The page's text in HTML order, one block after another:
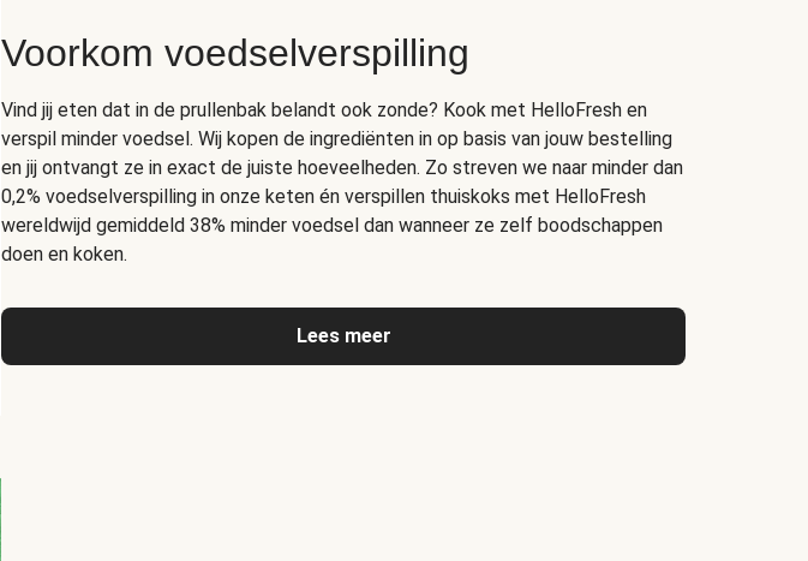
Voorkom voedselverspilling
Vind jij eten dat in de prullenbak belandt ook zonde? Kook met HelloFresh en
verspil minder voedsel. Wij kopen de ingrediënten in op basis van jouw bestelling
en jij ontvangt ze in exact de juiste hoeveelheden. Zo streven we naar minder dan
0,2% voedselverspilling in onze keten én verspillen thuiskoks met HelloFresh
wereldwijd gemiddeld 38% minder voedsel dan wanneer ze zelf boodschappen
doen en koken.
Lees meer